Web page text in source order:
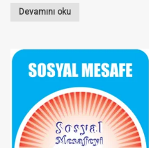
Devamını oku